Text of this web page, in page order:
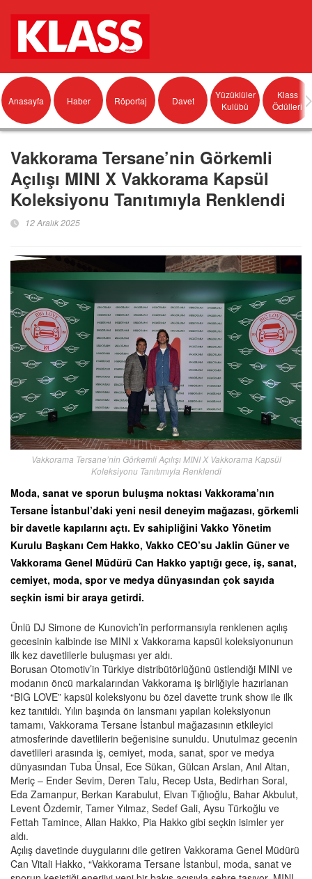
Anasayfa Haber Röportaj Davet
Yüzüklüler
Kulübü
Klass
Ödülleri
Vakkorama Tersane’nin Görkemli
Açılışı MINI X Vakkorama Kapsül
Koleksiyonu Tanıtımıyla Renklendi
12 Aralık 2025
Vakkorama Tersane’nin Görkemli Açılışı MINI X Vakkorama Kapsül
Koleksiyonu Tanıtımıyla Renklendi
Moda, sanat ve sporun buluşma noktası Vakkorama’nın
Tersane İstanbul’daki yeni nesil deneyim mağazası, görkemli
bir davetle kapılarını açtı. Ev sahipliğini Vakko Yönetim
Kurulu Başkanı Cem Hakko, Vakko CEO’su Jaklin Güner ve
Vakkorama Genel Müdürü Can Hakko yaptığı gece, iş, sanat,
cemiyet, moda, spor ve medya dünyasından çok sayıda
seçkin ismi bir araya getirdi.
Ünlü DJ Simone de Kunovich’in performansıyla renklenen açılış
gecesinin kalbinde ise MINI x Vakkorama kapsül koleksiyonunun
ilk kez davetlilerle buluşması yer aldı.
Borusan Otomotiv’in Türkiye distribütörlüğünü üstlendiği MINI ve
modanın öncü markalarından Vakkorama iş birliğiyle hazırlanan
“BIG LOVE” kapsül koleksiyonu bu özel davette trunk show ile ilk
kez tanıtıldı. Yılın başında ön lansmanı yapılan koleksiyonun
tamamı, Vakkorama Tersane İstanbul mağazasının etkileyici
atmosferinde davetlilerin beğenisine sunuldu. Unutulmaz gecenin
davetlileri arasında iş, cemiyet, moda, sanat, spor ve medya
dünyasından Tuba Ünsal, Ece Sükan, Gülcan Arslan, Anıl Altan,
Meriç – Ender Sevim, Deren Talu, Recep Usta, Bedirhan Soral,
Eda Zamanpur, Berkan Karabulut, Elvan Tığlıoğlu, Bahar Akbulut,
Levent Özdemir, Tamer Yılmaz, Sedef Gali, Aysu Türkoğlu ve
Fettah Tamince, Allan Hakko, Pia Hakko gibi seçkin isimler yer
aldı.
Açılış davetinde duygularını dile getiren Vakkorama Genel Müdürü
Can Vitali Hakko, “Vakkorama Tersane İstanbul, moda, sanat ve